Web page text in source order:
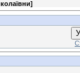
]